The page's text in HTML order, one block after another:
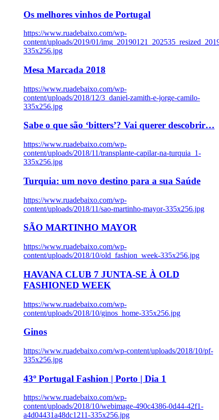
Os melhores vinhos de Portugal
https://www.ruadebaixo.com/wp-
content/uploads/2019/01/
335x256.jpg
Mesa Marcada 2018
https://www.ruadebaixo.com/wp-
content/uploads/2018/12/3_daniel-zamith-e-jorge-camilo-
335x256.jpg
Sabe o que são ‘bitters’? Vai querer descobrir…
https://www.ruadebaixo.com/wp-
content/uploads/2018/11/transplante-capilar-na-turquia_1-
335x256.jpg
Turquia: um novo destino para a sua Saúde
https://www.ruadebaixo.com/wp-
content/uploads/2018/11/sao-martinho-mayor-335x256.jpg
SÃO MARTINHO MAYOR
https://www.ruadebaixo.com/wp-
content/uploads/2018/10/old_fashion_week-335x256.jpg
HAVANA CLUB 7 JUNTA-SE À OLD
FASHIONED WEEK
https://www.ruadebaixo.com/wp-
content/uploads/2018/10/ginos_home-335x256.jpg
Ginos
https://www.ruadebaixo.com/wp-content/uploads/2018/10/pf-
335x256.jpg
43º Portugal Fashion | Porto | Dia 1
https://www.ruadebaixo.com/wp-
content/uploads/2018/10/webimage-490c4386-0d44-42f1-
a4d04431a48dc1211-335x256.jpg